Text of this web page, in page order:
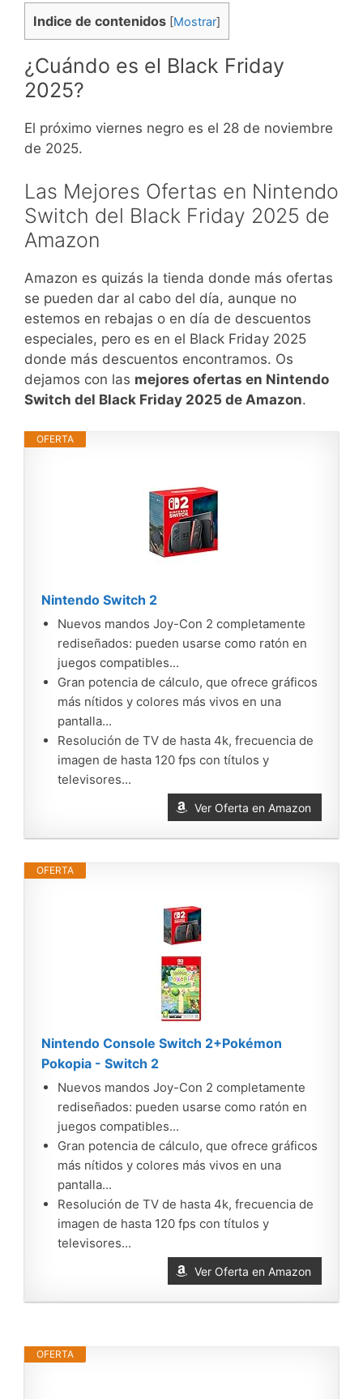
Indice de contenidos [Mostrar]
¿Cuándo es el Black Friday
2025?
El próximo viernes negro es el 28 de noviembre
de 2025.
Las Mejores Ofertas en Nintendo
Switch del Black Friday 2025 de
Amazon
Amazon es quizás la tienda donde más ofertas
se pueden dar al cabo del día, aunque no
estemos en rebajas o en día de descuentos
especiales, pero es en el Black Friday 2025
donde más descuentos encontramos. Os
dejamos con las mejores ofertas en Nintendo
Switch del Black Friday 2025 de Amazon.
OFERTA
Nintendo Switch 2
Nuevos mandos Joy-Con 2 completamente
rediseñados: pueden usarse como ratón en
juegos compatibles...
Gran potencia de cálculo, que ofrece gráficos
más nítidos y colores más vivos en una
pantalla...
Resolución de TV de hasta 4k, frecuencia de
imagen de hasta 120 fps con títulos y
televisores...
Ver Oferta en Amazon
OFERTA
Nintendo Console Switch 2+Pokémon
Pokopia - Switch 2
Nuevos mandos Joy-Con 2 completamente
rediseñados: pueden usarse como ratón en
juegos compatibles...
Gran potencia de cálculo, que ofrece gráficos
más nítidos y colores más vivos en una
pantalla...
Resolución de TV de hasta 4k, frecuencia de
imagen de hasta 120 fps con títulos y
televisores...
Ver Oferta en Amazon
OFERTA